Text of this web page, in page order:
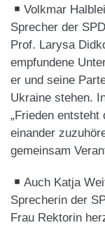
Volkmar
Sprecher der
Prof. Larysa
empfundene
er und seine
Ukraine stehen.
„Frieden
einander
gemeinsam
​Auch Katja
Sprecherin der
Frau Rektorin